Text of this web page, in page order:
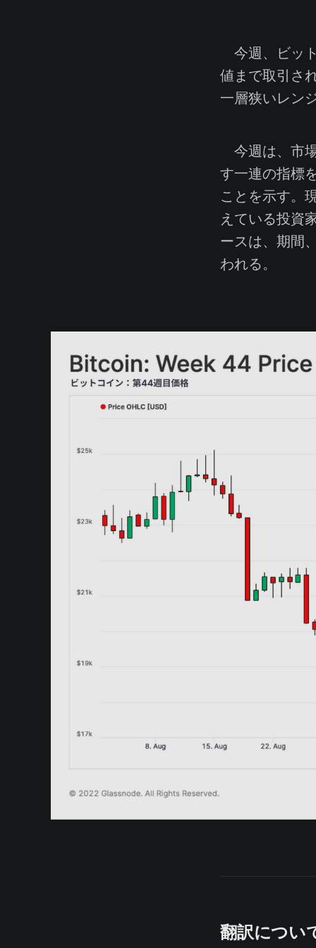
今週、ビッ
値まで取引さ
一層狭いレン
今週は、市
す一連の指標
ことを示す。
えている投資
ースは、期間
われる。
翻訳につい